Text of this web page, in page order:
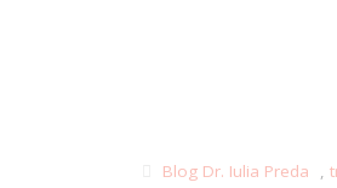
Blog Dr. Iulia Preda ,